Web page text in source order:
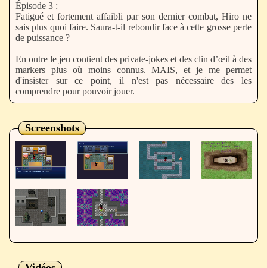
Épisode 3 :
Fatigué et fortement affaibli par son dernier combat, Hiro ne
sais plus quoi faire. Saura-t-il rebondir face à cette grosse perte
de puissance ?
En outre le jeu contient des private-jokes et des clin d’œil à des
markers plus où moins connus. MAIS, et je me permet
d'insister sur ce point, il n'est pas nécessaire des les
comprendre pour pouvoir jouer.
Screenshots